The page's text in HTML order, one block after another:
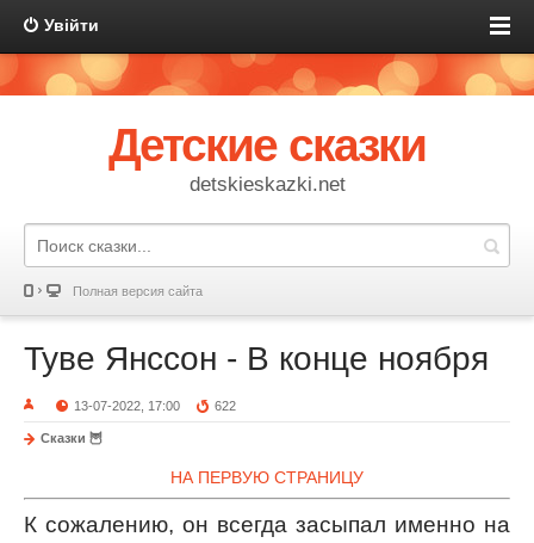
Увійти
Детские сказки
detskieskazki.net
Полная версия сайта
Туве Янссон - В конце ноября
13-07-2022, 17:00 622
Сказки 🦉
НА ПЕРВУЮ СТРАНИЦУ
К сожалению, он всегда засыпал именно на